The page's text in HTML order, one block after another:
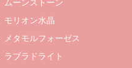
ムーンストーン
モリオン水晶
メタモルフォーゼス
ラブラドライト